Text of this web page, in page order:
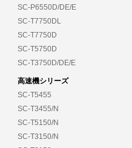
SC-P6550D/DE/E
SC-T7750DL
SC-T7750D
SC-T5750D
SC-T3750D/DE/E
高速機シリーズ
SC-T5455
SC-T3455/N
SC-T5150/N
SC-T3150/N